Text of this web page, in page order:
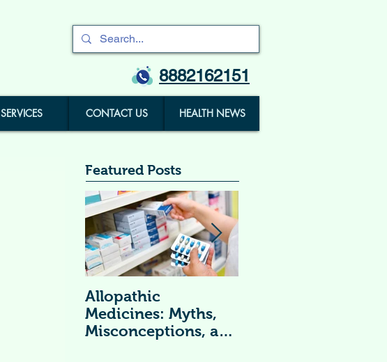
8882162151
SERVICES CONTACT US HEALTH NEWS
Featured Posts
Allopathic
Medicines: Myths,
Misconceptions, and